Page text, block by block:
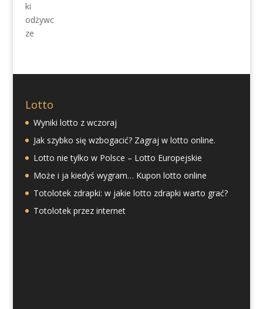
Lotto
Wyniki lotto z wczoraj
Jak szybko się wzbogacić? Zagraj w lotto online.
Lotto nie tylko w Polsce – Lotto Europejskie
Może i ja kiedyś wygram… Kupon lotto online
Totolotek zdrapki: w jakie lotto zdrapki warto grać?
Totolotek przez internet